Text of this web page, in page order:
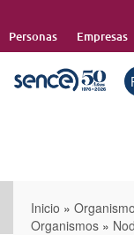
contenido
Personas Empresas
Inicio »
Organismos »